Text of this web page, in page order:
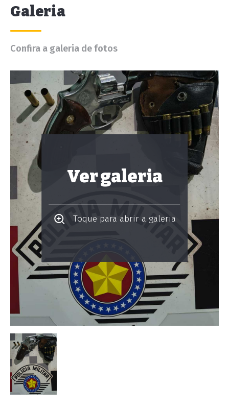
Galeria
Confira a galeria de fotos
Ver galeria
Toque para abrir a galeria